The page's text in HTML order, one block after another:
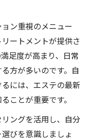
とエステを満喫
リラクゼーション
術を紹介
エステ時間
ならここ
入れる癒やし術
シュの新提案
賢い活用法
ン重視のメニュー
ートメントが提供さ
足度が高まり、日常
方が多いのです。自
には、エステの最新
ことが重要です。
ングを活用し、自分
びを意識しましょ